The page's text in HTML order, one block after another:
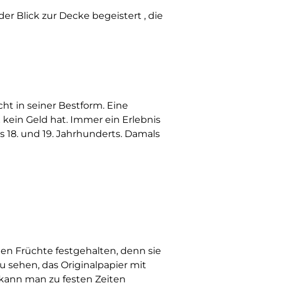
Blick zur Decke begeistert , die
in seiner Bestform. Eine
Geld hat. Immer ein Erlebnis
und 19. Jahrhunderts. Damals
Früchte festgehalten, denn sie
sehen, das Originalpapier mit
man zu festen Zeiten